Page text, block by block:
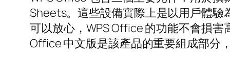
Sheets。這些設備實際上是以用戶體
可以放心，WPS Office 的功能不會損
Office 中文版是該產品的重要組成部分